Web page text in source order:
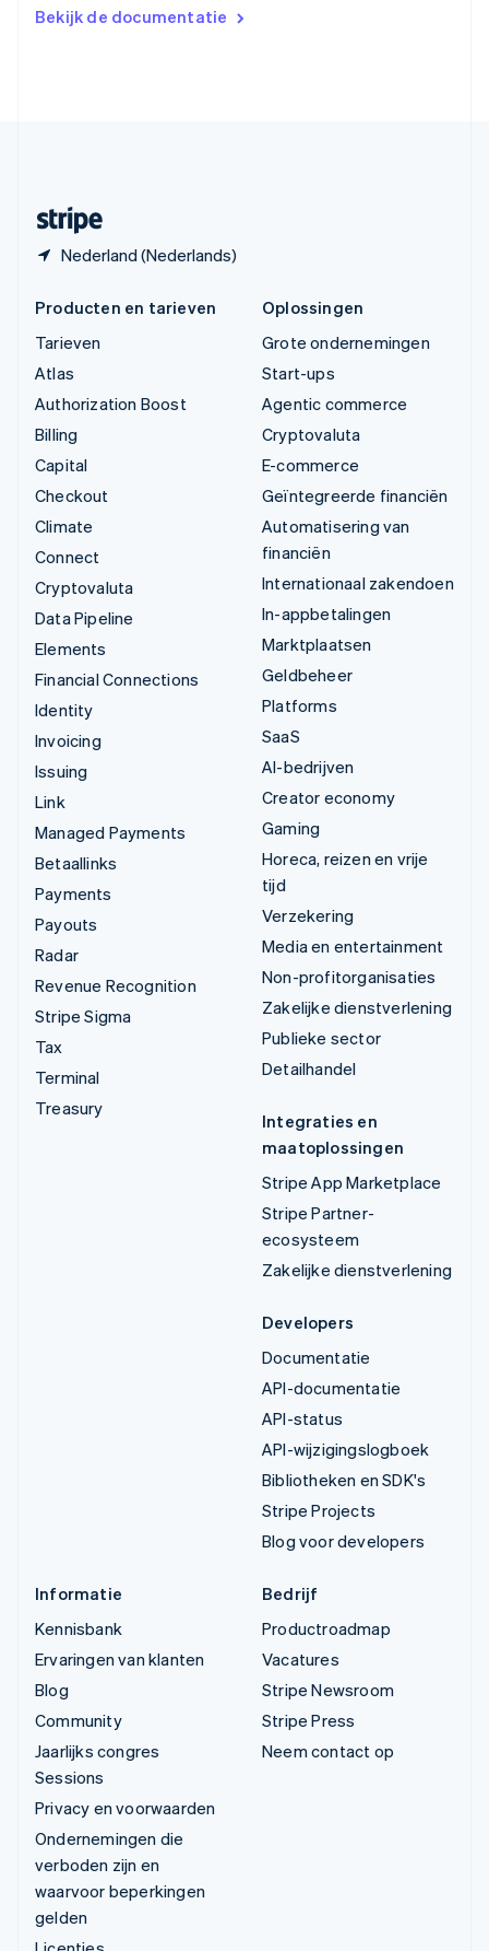
Bekijk de documentatie
Nederland (Nederlands)
English
Producten en tarieven
Tarieven
Atlas
Authorization Boost
Billing
Capital
Checkout
Climate
Connect
Cryptovaluta
Data Pipeline
Elements
Financial Connections
Identity
Invoicing
Issuing
Link
Managed Payments
Betaallinks
Payments
Payouts
Radar
Revenue Recognition
Stripe Sigma
Tax
Terminal
Treasury
Oplossingen
Grote ondernemingen
Start-ups
Agentic commerce
Cryptovaluta
E-commerce
Geïntegreerde financiën
Automatisering van
financiën
Internationaal zakendoen
In-appbetalingen
Marktplaatsen
Geldbeheer
Platforms
SaaS
AI-bedrijven
Creator economy
Gaming
Horeca, reizen en vrije
tijd
Verzekering
Media en entertainment
Non-profitorganisaties
Zakelijke dienstverlening
Publieke sector
Detailhandel
Integraties en
maatoplossingen
Stripe App Marketplace
Stripe Partner-
ecosysteem
Zakelijke dienstverlening
Developers
Documentatie
API-documentatie
API-status
API-wijzigingslogboek
Bibliotheken en SDK's
Stripe Projects
Blog voor developers
Informatie
Kennisbank
Ervaringen van klanten
Blog
Community
Jaarlijks congres
Sessions
Privacy en voorwaarden
Ondernemingen die
verboden zijn en
waarvoor beperkingen
gelden
Bedrijf
Productroadmap
Vacatures
Stripe Newsroom
Stripe Press
Neem contact op